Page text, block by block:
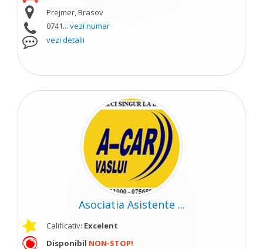
Prejmer, Brasov
0741... vezi numar
vezi detalii
Asociatia Asistente ...
Calificativ: Excelent
Disponibil NON-STOP!